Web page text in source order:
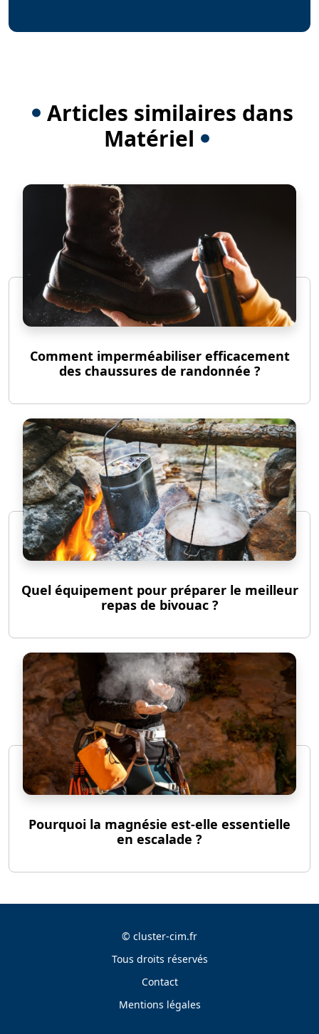
Articles similaires dans
Matériel
Comment imperméabiliser efficacement
des chaussures de randonnée ?
Quel équipement pour préparer le meilleur
repas de bivouac ?
Pourquoi la magnésie est-elle essentielle
en escalade ?
© cluster-cim.fr
Tous droits réservés
Contact
Mentions légales